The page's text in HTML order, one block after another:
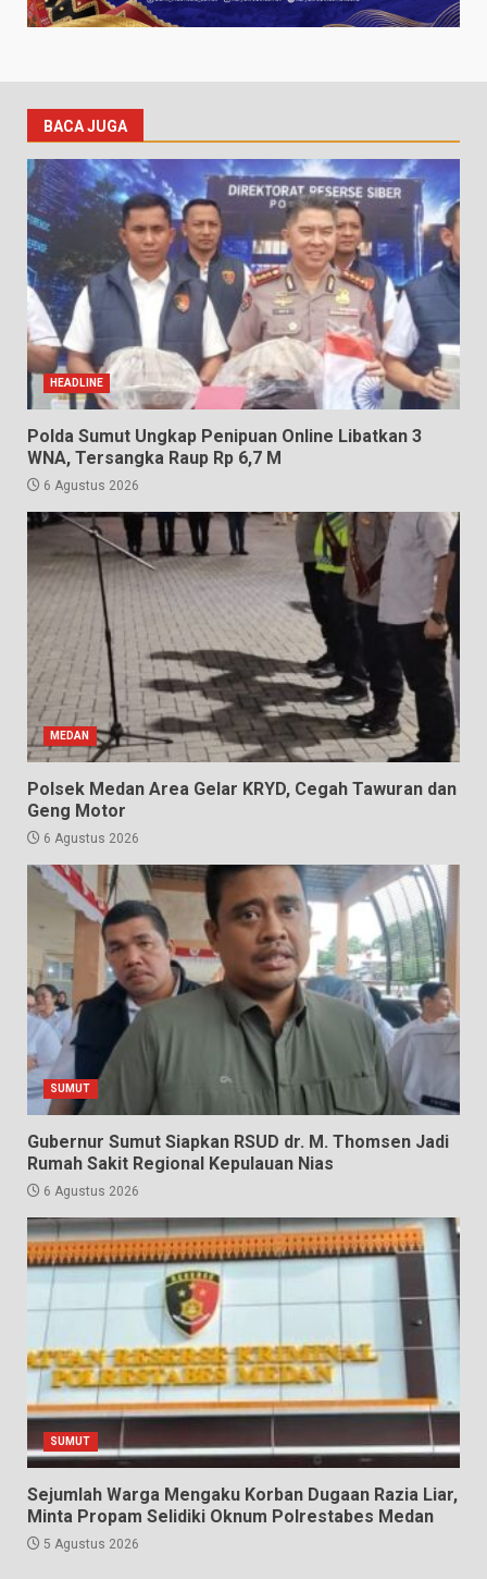
BACA JUGA
HEADLINE
Polda Sumut Ungkap Penipuan Online Libatkan 3
WNA, Tersangka Raup Rp 6,7 M
6 Agustus 2026
MEDAN
Polsek Medan Area Gelar KRYD, Cegah Tawuran dan
Geng Motor
6 Agustus 2026
SUMUT
Gubernur Sumut Siapkan RSUD dr. M. Thomsen Jadi
Rumah Sakit Regional Kepulauan Nias
6 Agustus 2026
SUMUT
Sejumlah Warga Mengaku Korban Dugaan Razia Liar,
Minta Propam Selidiki Oknum Polrestabes Medan
5 Agustus 2026